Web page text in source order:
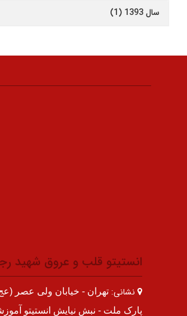
سال 1393 (1)
انستیتو قلب و عروق شهید
نشانی: تهران - خیابان ولی عصر
پارک ملت - نبش نیایش انستیتو